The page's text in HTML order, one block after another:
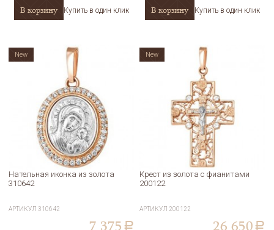
В корзину Купить в один клик В корзину Купить в один клик
Нательная иконка из золота
310642
АРТИКУЛ 310642
7 375 a
New
Крест из золота с фианитами
200122
АРТИКУЛ 200122
26 650 a
New